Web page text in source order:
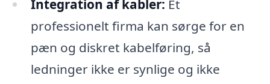
Integration af kabler: Et
professionelt firma kan sørge for en
pæn og diskret kabelføring, så
ledninger ikke er synlige og ikke